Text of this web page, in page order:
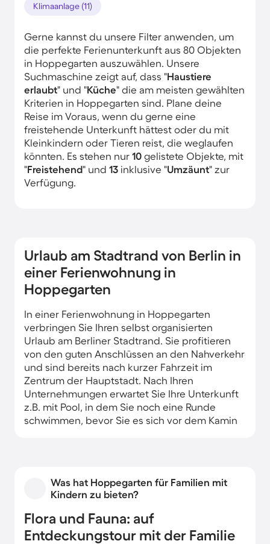
Klimaanlage (11)
Gerne kannst du unsere Filter anwenden, um
die perfekte Ferienunterkunft aus 80 Objekten
in Hoppegarten auszuwählen. Unsere
Suchmaschine zeigt auf, dass "Haustiere
erlaubt" und "Küche" die am meisten gewählten
Kriterien in Hoppegarten sind. Plane deine
Reise im Voraus, wenn du gerne eine
freistehende Unterkunft hättest oder du mit
Kleinkindern oder Tieren reist, die weglaufen
könnten. Es stehen nur 10 gelistete Objekte, mit
"Freistehend" und 13 inklusive "Umzäunt" zur
Verfügung.
Urlaub am Stadtrand von Berlin in
einer Ferienwohnung in
Hoppegarten
In einer Ferienwohnung in Hoppegarten
verbringen Sie Ihren selbst organisierten
Urlaub am Berliner Stadtrand. Sie profitieren
von den guten Anschlüssen an den Nahverkehr
und sind bereits nach kurzer Fahrzeit im
Zentrum der Hauptstadt. Nach Ihren
Unternehmungen erwartet Sie Ihre Unterkunft
z.B. mit Pool, in dem Sie noch eine Runde
schwimmen, bevor Sie es sich vor dem Kamin
Was hat Hoppegarten für Familien mit
Kindern zu bieten?
Flora und Fauna: auf
Entdeckungstour mit der Familie